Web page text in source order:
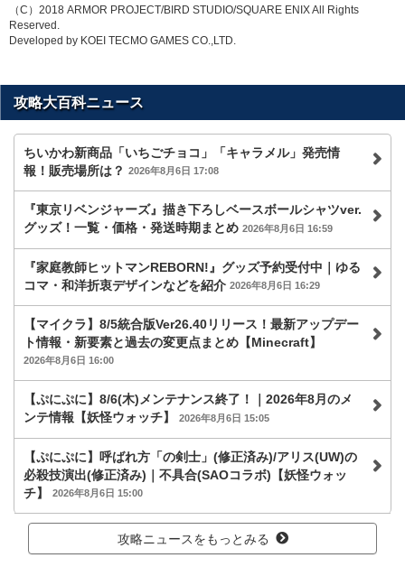
（C）2018 ARMOR PROJECT/BIRD STUDIO/SQUARE ENIX All Rights
Reserved.
Developed by KOEI TECMO GAMES CO.,LTD.
攻略大百科ニュース
ちいかわ新商品「いちごチョコ」「キャラメル」発売情
報！販売場所は？ 2026年8月6日 17:08
『東京リベンジャーズ』描き下ろしベースボールシャツver.
グッズ！一覧・価格・発送時期まとめ 2026年8月6日 16:59
『家庭教師ヒットマンREBORN!』グッズ予約受付中｜ゆる
コマ・和洋折衷デザインなどを紹介 2026年8月6日 16:29
【マイクラ】8/5統合版Ver26.40リリース！最新アップデー
ト情報・新要素と過去の変更点まとめ【Minecraft】
2026年8月6日 16:00
【ぷにぷに】8/6(木)メンテナンス終了！｜2026年8月のメ
ンテ情報【妖怪ウォッチ】
2026年8月6日 15:05
【ぷにぷに】呼ばれ方「の剣士」(修正済み)/アリス(UW)の
必殺技演出(修正済み)｜不具合(SAOコラボ)【妖怪ウォッ
チ】
2026年8月6日 15:00
攻略ニュースをもっとみる